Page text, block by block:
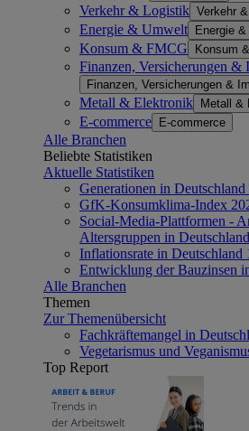
Verkehr & Logistik Verkehr
Energie & Umwelt Energie
Konsum & FMCG Konsum
Finanzen, Versicherungen &
Finanzen, Versicherungen &
Metall & Elektronik Metall &
E-commerce E-commerce
Alle Branchen
Beliebte Statistiken
Aktuelle Statistiken
Generationen in Deutschland
GfK-Konsumklima-Index
Social-Media-Plattformen -
Altersgruppen in
Inflationsrate in Deutschland
Entwicklung der Bauzinsen
Alle Branchen
Themen
Zur Themenübersicht
Fachkräftemangel in
Vegetarismus und
Top Report